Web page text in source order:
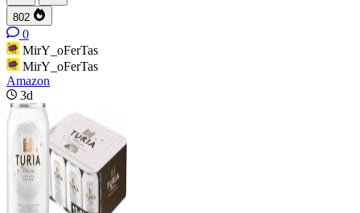
802
0
MirY_oFerTas
MirY_oFerTas
Amazon
3d